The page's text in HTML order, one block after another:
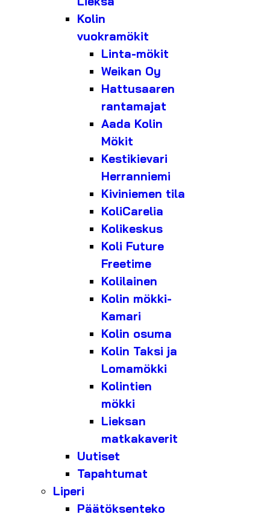
Kolin
vuokramökit
Linta-mökit
Weikan Oy
Hattusaaren
rantamajat
Aada Kolin
Mökit
Kestikievari
Herranniemi
Kiviniemen tila
KoliCarelia
Kolikeskus
Koli Future
Freetime
Kolilainen
Kolin mökki-
Kamari
Kolin osuma
Kolin Taksi ja
Lomamökki
Kolintien
mökki
Lieksan
matkakaverit
Uutiset
Tapahtumat
Liperi
Päätöksenteko